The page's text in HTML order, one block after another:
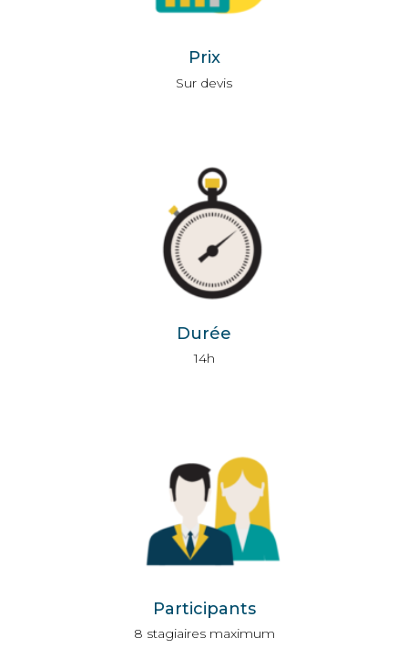
Prix
Sur devis
Durée
14h
Participants
8 stagiaires maximum